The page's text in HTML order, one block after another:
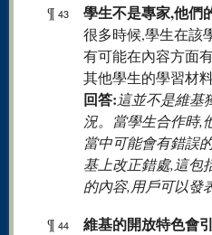
¶ 43 學生不是專家,他們
很多時候,學生在該
有可能在內容方面
其他學生的學習材料
回答:這並不是維基
況。當學生合作時,
當中可能會有錯誤
基上改正錯處,這包
的內容,用戶可以發
¶ 44 維基的開放特色會